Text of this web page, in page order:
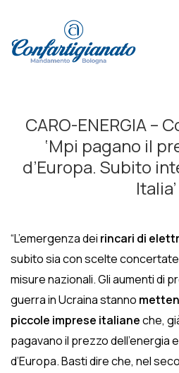
Principale
CARO-ENERGIA –
‘Mpi pagano il
d’Europa. Subito
Italia’
“L’emergenza dei rincari di
subito sia con scelte
misure nazionali. Gli aumenti di
guerra in Ucraina stanno
piccole imprese italianeche,
pagavano il prezzo dell’energia
d’Europa. Basti dire che, nel